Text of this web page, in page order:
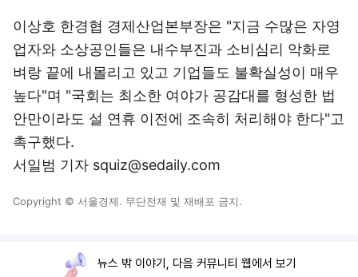
이상호 한경협 경제산업본부장은 "지금 수많은 자영
업자와 소상공인들은 내수부진과 소비심리 악화로
벼랑 끝에 내몰리고 있고 기업들도 불확실성이 매우
높다"며 "국회는 최소한 여야가 공감대를 형성한 법
안만이라도 설 연휴 이전에 조속히 처리해야 한다"고
촉구했다.
서일범 기자 squiz@sedaily.com
Copyright © 서울경제. 무단전재 및 재배포 금지.
뉴스 밖 이야기, 다음 커뮤니티 웹에서 보기